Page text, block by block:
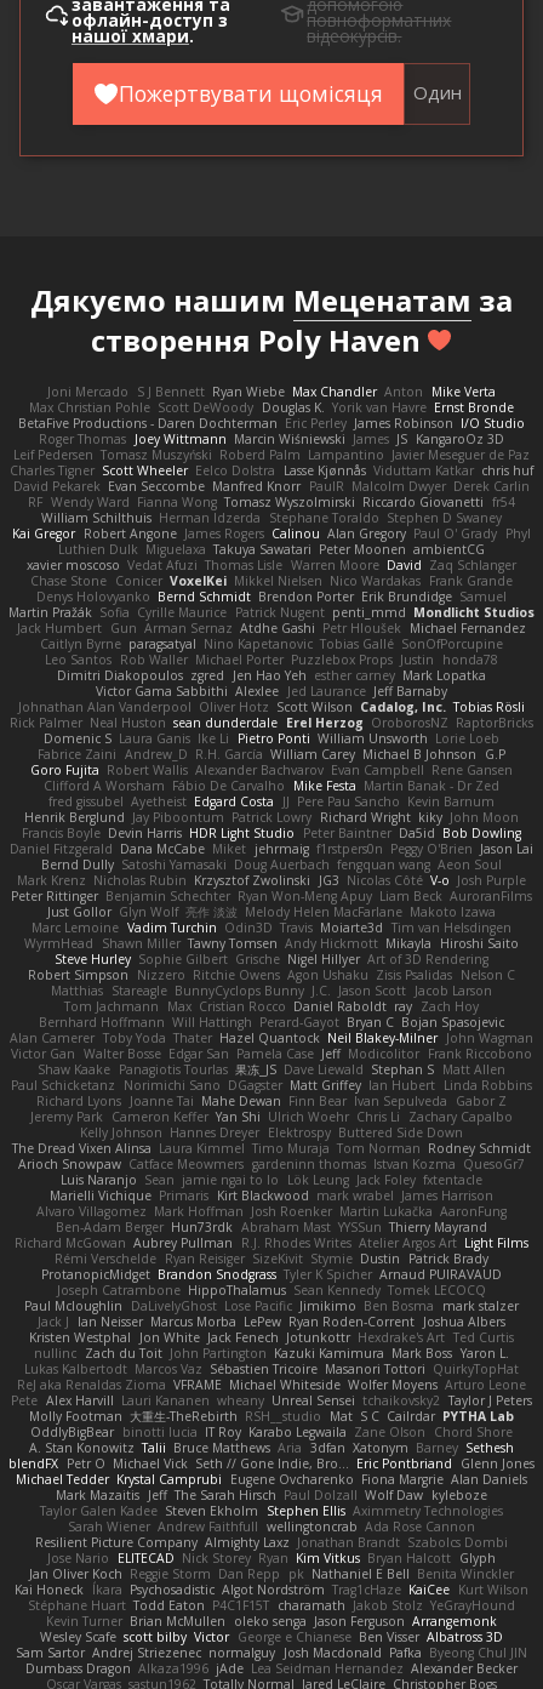
завантаження та
офлайн-доступ з
нашої хмари.
допомогою
повноформатних
відеокурсів.
Пожертвувати щомісяця Один
Дякуємо нашим Меценатам за
створення Poly Haven
Joni Mercado S J Bennett Ryan Wiebe Max Chandler Anton
Mike Verta
Max Christian Pohle Scott DeWoody Douglas K. Yorik van Havre Ernst Bronde
BetaFive Productions - Daren Dochterman Eric Perley James Robinson I/O Studio
Roger Thomas Joey Wittmann Marcin Wiśniewski James JS KangaroOz 3D
Leif Pedersen Tomasz Muszyński Roberd Palm Lampantino Javier Meseguer de Paz
Charles Tigner Scott Wheeler Eelco Dolstra Lasse Kjønnås Viduttam Katkar chris huf
David Pekarek Evan Seccombe Manfred Knorr PaulR Malcolm Dwyer Derek Carlin
RF Wendy Ward Fianna Wong Tomasz Wyszolmirski Riccardo Giovanetti fr54
William Schilthuis Herman Idzerda Stephane Toraldo Stephen D Swaney
Kai Gregor Robert Angone James Rogers Calinou Alan Gregory Paul O' Grady Phyl
Luthien Dulk Miguelaxa Takuya Sawatari Peter Moonen ambientCG
xavier moscoso Vedat Afuzi Thomas Lisle Warren Moore David Zaq Schlanger
Chase Stone Conicer VoxelKei Mikkel Nielsen Nico Wardakas Frank Grande
Denys Holovyanko Bernd Schmidt Brendon Porter Erik Brundidge Samuel
Martin Pražák Sofia Cyrille Maurice Patrick Nugent penti_mmd Mondlicht Studios
Jack Humbert Gun Arman Sernaz Atdhe Gashi Petr Hloušek
Michael Fernandez
Caitlyn Byrne paragsatyal Nino Kapetanovic Tobias Gallé SonOfPorcupine
Leo Santos Rob Waller Michael Porter Puzzlebox Props Justin
honda78
Dimitri Diakopoulos zgred Jen Hao Yeh esther carney Mark Lopatka
Victor Gama Sabbithi Alexlee Jed Laurance Jeff Barnaby
Johnathan Alan Vanderpool Oliver Hotz Scott Wilson Cadalog, Inc. Tobias Rösli
Rick Palmer Neal Huston sean dunderdale Erel Herzog OroborosNZ RaptorBricks
Domenic S Laura Ganis Ike Li Pietro Ponti William Unsworth Lorie Loeb
Fabrice Zaini Andrew_D R.H. García William Carey Michael B Johnson
G.P
Goro Fujita Robert Wallis Alexander Bachvarov Evan Campbell Rene Gansen
Clifford A Worsham Fábio De Carvalho Mike Festa Martin Banak - Dr Zed
fred gissubel Ayetheist Edgard Costa JJ Pere Pau Sancho Kevin Barnum
Henrik Berglund Jay Piboontum Patrick Lowry Richard Wright kiky John Moon
Francis Boyle Devin Harris HDR Light Studio Peter Baintner Da5id Bob Dowling
Daniel Fitzgerald Dana McCabe Miket jehrmaig f1rstpers0n Peggy O'Brien Jason Lai
Bernd Dully Satoshi Yamasaki Doug Auerbach fengquan wang Aeon Soul
Mark Krenz Nicholas Rubin Krzysztof Zwolinski JG3 Nicolas Côté V-o Josh Purple
Peter Rittinger Benjamin Schechter Ryan Won-Meng Apuy Liam Beck AuroranFilms
Just Gollor Glyn Wolf 亮作 淡波 Melody Helen MacFarlane Makoto Izawa
Marc Lemoine Vadim Turchin Odin3D Travis Moiarte3d Tim van Helsdingen
WyrmHead
Shawn Miller Tawny Tomsen Andy Hickmott Mikayla
Hiroshi Saito
Steve Hurley Sophie Gilbert Grische Nigel Hillyer Art of 3D Rendering
Robert Simpson
Nizzero Ritchie Owens Agon Ushaku Zisis Psalidas Nelson C
Matthias Stareagle BunnyCyclops Bunny J.C. Jason Scott Jacob Larson
Tom Jachmann
Max Cristian Rocco Daniel Raboldt ray Zach Hoy
Bernhard Hoffmann Will Hattingh Perard-Gayot Bryan C Bojan Spasojevic
Alan Camerer Toby Yoda Thater Hazel Quantock Neil Blakey-Milner John Wagman
Victor Gan Walter Bosse Edgar San Pamela Case Jeff Modicolitor Frank Riccobono
Shaw Kaake Panagiotis Tourlas 果冻_JS Dave Liewald Stephan S Matt Allen
Paul Schicketanz
Norimichi Sano DGagster Matt Griffey Ian Hubert Linda Robbins
Richard Lyons Joanne Tai Mahe Dewan Finn Bear Ivan Sepulveda
Gabor Z
Jeremy Park
Cameron Keffer Yan Shi Ulrich Woehr Chris Li
Zachary Capalbo
Kelly Johnson Hannes Dreyer Elektrospy Buttered Side Down
The Dread Vixen Alinsa Laura Kimmel Timo Muraja Tom Norman Rodney Schmidt
Arioch Snowpaw Catface Meowmers gardeninn thomas Istvan Kozma QuesoGr7
Luis Naranjo Sean jamie ngai to lo Lök Leung Jack Foley fxtentacle
Marielli Vichique Primaris Kirt Blackwood mark wrabel James Harrison
Alvaro Villagomez Mark Hoffman Josh Roenker Martin Lukačka AaronFung
Ben-Adam Berger Hun73rdk Abraham Mast YYSSun Thierry Mayrand
Richard McGowan Aubrey Pullman R.J. Rhodes Writes Atelier Argos Art Light Films
Rémi Verschelde Ryan Reisiger SizeKivit Stymie Dustin
Patrick Brady
ProtanopicMidget Brandon Snodgrass Tyler K Spicher Arnaud PUIRAVAUD
Joseph Catrambone HippoThalamus Sean Kennedy Tomek LECOCQ
Paul Mcloughlin
DaLivelyGhost Lose Pacific Jimikimo Ben Bosma
mark stalzer
Jack J
Ian Neisser Marcus Morba LePew Ryan Roden-Corrent Joshua Albers
Kristen Westphal
Jon White Jack Fenech Jotunkottr Hexdrake's Art Ted Curtis
nullinc Zach du Toit John Partington Kazuki Kamimura Mark Boss Yaron L.
Lukas Kalbertodt Marcos Vaz Sébastien Tricoire Masanori Tottori QuirkyTopHat
ReJ aka Renaldas Zioma VFRAME Michael Whiteside Wolfer Moyens Arturo Leone
Pete Alex Harvill Lauri Kananen wheany Unreal Sensei tchaikovsky2 Taylor J Peters
Molly Footman 大重生-TheRebirth RSH__studio Mat S C Cailrdar PYTHA Lab
OddlyBigBear binotti lucia IT Roy Karabo Legwaila Zane Olson
Chord Shore
A. Stan Konowitz Talii Bruce Matthews Aria 3dfan Xatonym Barney Sethesh
blendFX Petr O Michael Vick Seth // Gone Indie, Bro... Eric Pontbriand
Glenn Jones
Michael Tedder Krystal Camprubi Eugene Ovcharenko Fiona Margrie Alan Daniels
Mark Mazaitis Jeff The Sarah Hirsch Paul Dolzall Wolf Daw kyleboze
Taylor Galen Kadee Steven Ekholm Stephen Ellis Aximmetry Technologies
Sarah Wiener Andrew Faithfull wellingtoncrab Ada Rose Cannon
Resilient Picture Company Almighty Laxz Jonathan Brandt Szabolcs Dombi
Jose Nario
ELITECAD Nick Storey Ryan Kim Vitkus Bryan Halcott Glyph
Jan Oliver Koch Reggie Storm Dan Repp pk Nathaniel E Bell Benita Winckler
Kai Honeck
Íkara Psychosadistic Algot Nordström Trag1cHaze KaiCee Kurt Wilson
Stéphane Huart Todd Eaton P4C1F15T charamath Jakob Stolz YeGrayHound
Kevin Turner Brian McMullen oleko senga Jason Ferguson Arrangemonk
Wesley Scafe scott bilby Victor George e Chianese Ben Visser Albatross 3D
Sam Sartor Andrej Striezenec normalguy Josh Macdonald Pafka Byeong Chul JIN
Dumbass Dragon Alkaza1996 jAde Lea Seidman Hernandez Alexander Becker
Oscar Vargas sastun1962 Totally Normal Jared LeClaire Christopher Bogs